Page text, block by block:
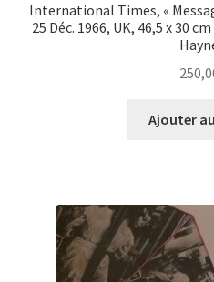
International Times, «
25 Déc. 1966, UK, 46,5 x 30
Ajouter